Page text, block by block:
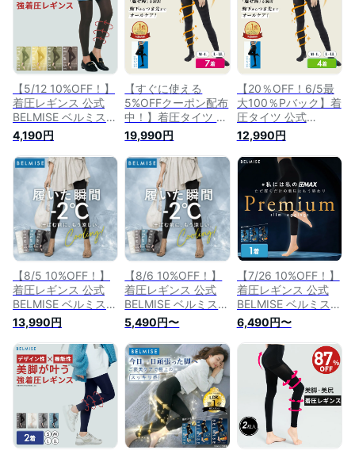
スト 寝るとき 美脚
脚痩せ むくみ ダイ
エット タイツ グラ
マラス ダイエット
ヨガ
イウエスト 寝るとき
美脚 脚痩せ むくみ
ダイエット タイツ
グラマラス ダイエッ
ト ヨガ
エット タイツ グラ
マラス ダイエット
ヨガ 着圧 レギンス
着圧 スパッツ 着圧
タイツ 美脚 フット
ケア
【5/12 10%OFF！】
着圧レギンス 公式
BELMISE ベルミス
スリムレギンス カラ
ー+ 単品 着圧 レディ
ース 補正下着 着圧
レギンス 着圧タイツ
ハイウエスト 脚痩せ
産後 美脚 タイツ ヒ
ップアップ グラマラ
ス ヨガ フィットネ
ス 寝るとき むくみ
4,190円
【すぐに使える
5%OFFクーポン配布
中！】着圧タイツ 公
式BELMISE ベルミス
スリムタイツ5枚+2
枚 ハイウエスト 美
脚 脚痩せ 骨盤矯正
むくみ ダイエット
着圧 タイツ レディ
ース レギンス 寝る
時 着圧レギンス 引
き締め インナー 加
圧タイツ ハイウエス
ト 補正下着
19,990円
【20％OFF！6/5最
大100％Pバック】着
圧タイツ 公式
BELMISE ベルミス
スリムタイツ3枚+1
枚 ハイウエスト 美
脚 脚痩せ 骨盤矯正
むくみ ダイエット
着圧 タイツ レディ
ース レギンス 寝る
時 着圧レギンス グ
ラマラス 引き締め
インナー 加圧タイツ
ハイウエスト 補正下
着
12,990円
【8/5 10%OFF！】
着圧レギンス 公式
BELMISE ベルミス
スリムレギンスカラ
ー+ 4着セット 着圧
スパッツ レディース
補正下着 着圧 レギ
ンス 着圧タイツ ハ
イウエスト 脚痩せ
美脚 ヒップアップ
ヨガ フィットネス
むくみ 冷感 接触冷
感 夏用 夏 タイツ
13,990円
【8/6 10%OFF！】
着圧レギンス 公式
BELMISE ベルミス
スリムレギンス カラ
ー+ 着圧スパッツ レ
ディース 補正下着
着圧 レギンス 着圧
タイツ スパッツ ハ
イウエスト 脚痩せ
産後 美脚 ヒップア
ップ ヨガ フィット
ネス むくみ 冷感 接
触冷感 夏用 夏
5,490円〜
【7/26 10%OFF！】
着圧レギンス 公式
BELMISE ベルミス
スリムレギンス
Premium プレミアム
単品 レディース 補
正下着 着圧 レギン
ス 着圧タイツ ハイ
ウエスト 脚痩せ 産
後 美脚 タイツ ヒッ
プアップ グラマラス
ヨガ フィットネス
むくみ
6,490円〜